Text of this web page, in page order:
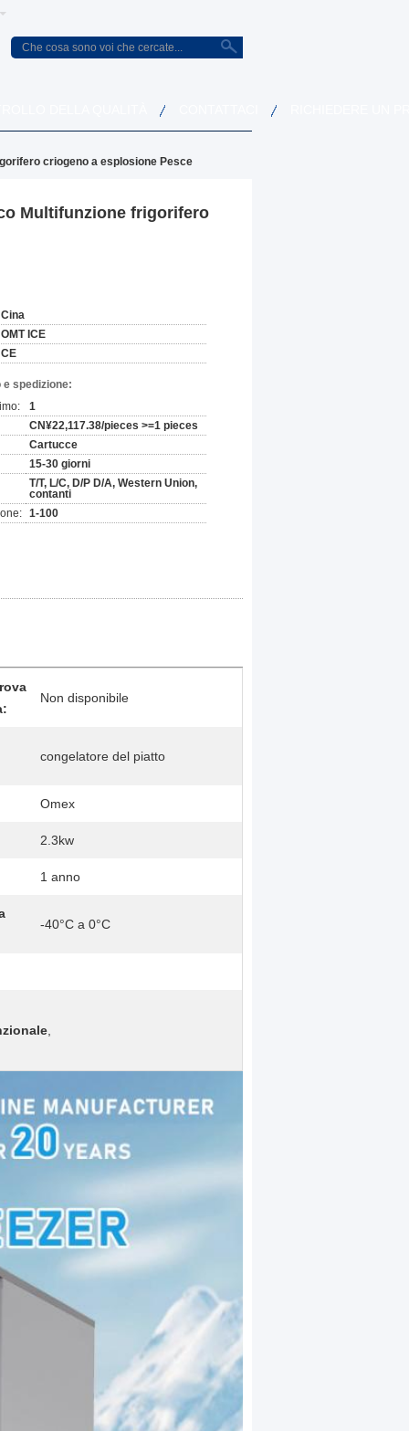
criogeno a esplosione Pesce
Multifunzione frigorifero
Cina
OMT ICE
CE
e spedizione:
1
CN¥22,117.38/pieces >=1 pieces
Cartucce
15-30 giorni
T/T, L/C, D/P D/A, Western Union,
contanti
1-100
Non disponibile
congelatore del piatto
Omex
2.3kw
1 anno
-40°C a 0°C